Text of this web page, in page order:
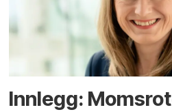
Innlegg: